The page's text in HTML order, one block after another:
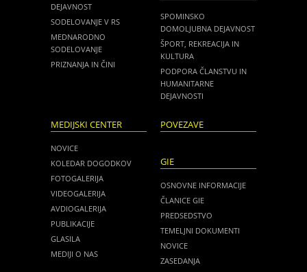
DEJAVNOST
SODELOVANJE V RS
MEDNARODNO
SODELOVANJE
PRIZNANJA IN ČINI
SPOMINSKO
DOMOLJUBNA DEJAVNOST
ŠPORT, REKREACIJA IN
KULTURA
PODPORA ČLANSTVU IN
HUMANITARNE
DEJAVNOSTI
MEDIJSKI CENTER
NOVICE
KOLEDAR DOGODKOV
FOTOGALERIJA
VIDEOGALERIJA
AVDIOGALERIJA
PUBLIKACIJE
GLASILA
MEDIJI O NAS
POVEZAVE
GIE
OSNOVNE INFORMACIJE
ČLANICE GIE
PREDSEDSTVO
TEMELJNI DOKUMENTI
NOVICE
ZASEDANJA